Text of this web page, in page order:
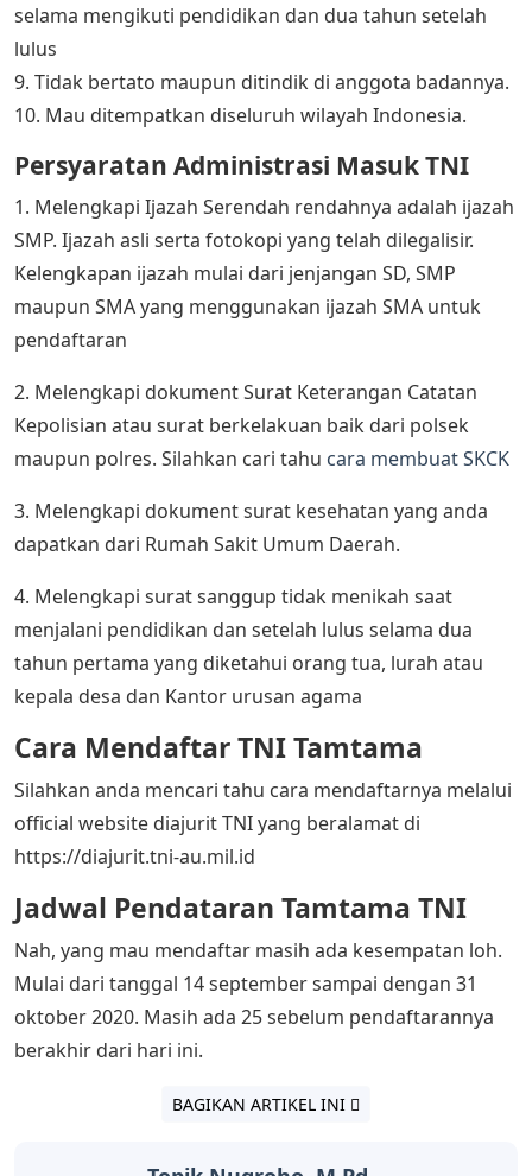
selama mengikuti pendidikan dan dua tahun setelah
lulus
9. Tidak bertato maupun ditindik di anggota badannya.
10. Mau ditempatkan diseluruh wilayah Indonesia.
Persyaratan Administrasi Masuk TNI
1. Melengkapi Ijazah Serendah rendahnya adalah ijazah
SMP. Ijazah asli serta fotokopi yang telah dilegalisir.
Kelengkapan ijazah mulai dari jenjangan SD, SMP
maupun SMA yang menggunakan ijazah SMA untuk
pendaftaran
2. Melengkapi dokument Surat Keterangan Catatan
Kepolisian atau surat berkelakuan baik dari polsek
maupun polres. Silahkan cari tahu cara membuat SKCK
3. Melengkapi dokument surat kesehatan yang anda
dapatkan dari Rumah Sakit Umum Daerah.
4. Melengkapi surat sanggup tidak menikah saat
menjalani pendidikan dan setelah lulus selama dua
tahun pertama yang diketahui orang tua, lurah atau
kepala desa dan Kantor urusan agama
Cara Mendaftar TNI Tamtama
Silahkan anda mencari tahu cara mendaftarnya melalui
official website diajurit TNI yang beralamat di
https://diajurit.tni-au.mil.id
Jadwal Pendataran Tamtama TNI
Nah, yang mau mendaftar masih ada kesempatan loh.
Mulai dari tanggal 14 september sampai dengan 31
oktober 2020. Masih ada 25 sebelum pendaftarannya
berakhir dari hari ini.
BAGIKAN ARTIKEL INI